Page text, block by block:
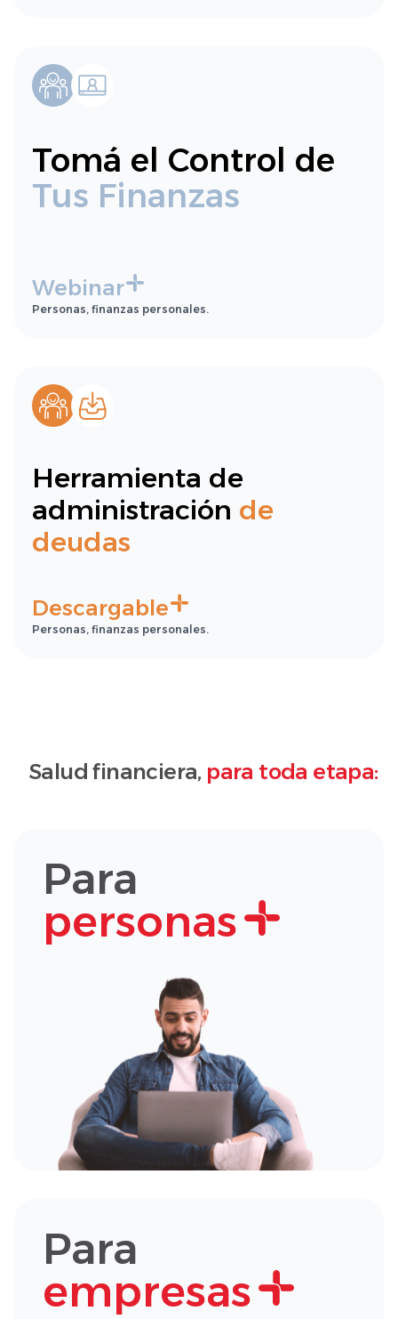
Tomá el Control de
Tus Finanzas
Webinar
Personas, finanzas personales.
Herramienta de
administración de
deudas
Descargable
Personas, finanzas personales.
Salud financiera, para toda etapa:
Para
personas
Para
empresas